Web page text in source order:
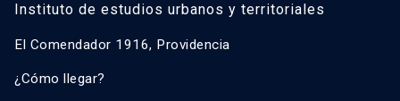
Instituto de estudios urbanos y territoriales
El Comendador 1916, Providencia
¿Cómo llegar?